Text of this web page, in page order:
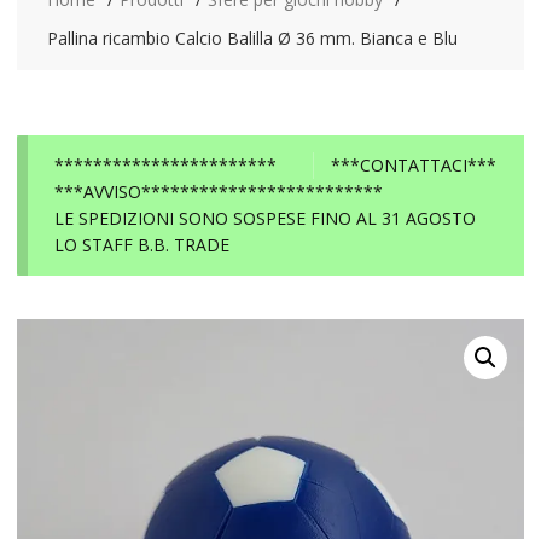
Pallina ricambio Calcio Balilla Ø 36 mm. Bianca e Blu
***CONTATTACI***
***********************
***AVVISO*************************
LE SPEDIZIONI SONO SOSPESE FINO AL 31 AGOSTO
LO STAFF B.B. TRADE